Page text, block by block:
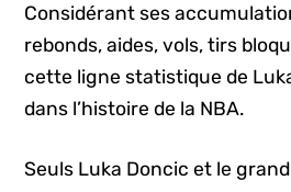
Considérant ses
rebonds, aides, vols, tirs
cette ligne statistique de
dans l’histoire de la NBA.
Seuls Luka Doncic et le